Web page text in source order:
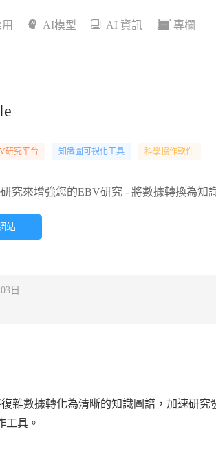
AI模型 AI 資訊 專欄
研究平台 知識圖可視化工具 科學協作軟件
究來增強您的EBV研究 - 將數據轉換為知
站
日
雜數據轉化為清晰的知識圖譜，加速研究
工具。